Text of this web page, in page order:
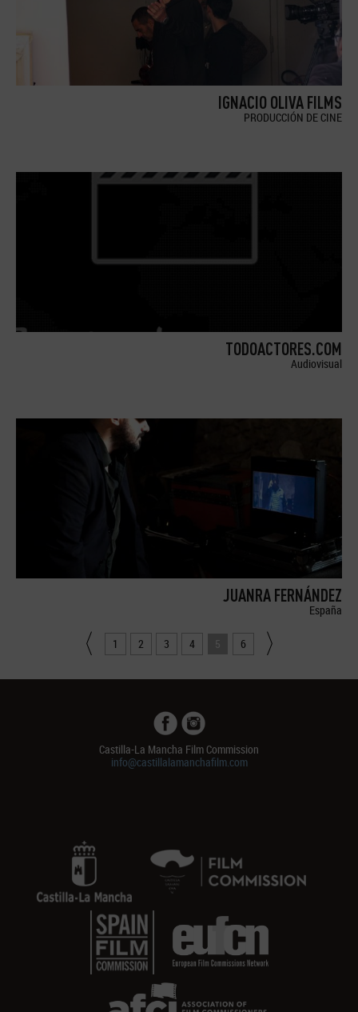
IGNACIO OLIVA FILMS
PRODUCCIÓN DE CINE
TODOACTORES.COM
Audiovisual
JUANRA FERNÁNDEZ
España
1 2 3 4 5 6
Castilla-La Mancha Film Commission
info@castillalamanchafilm.com